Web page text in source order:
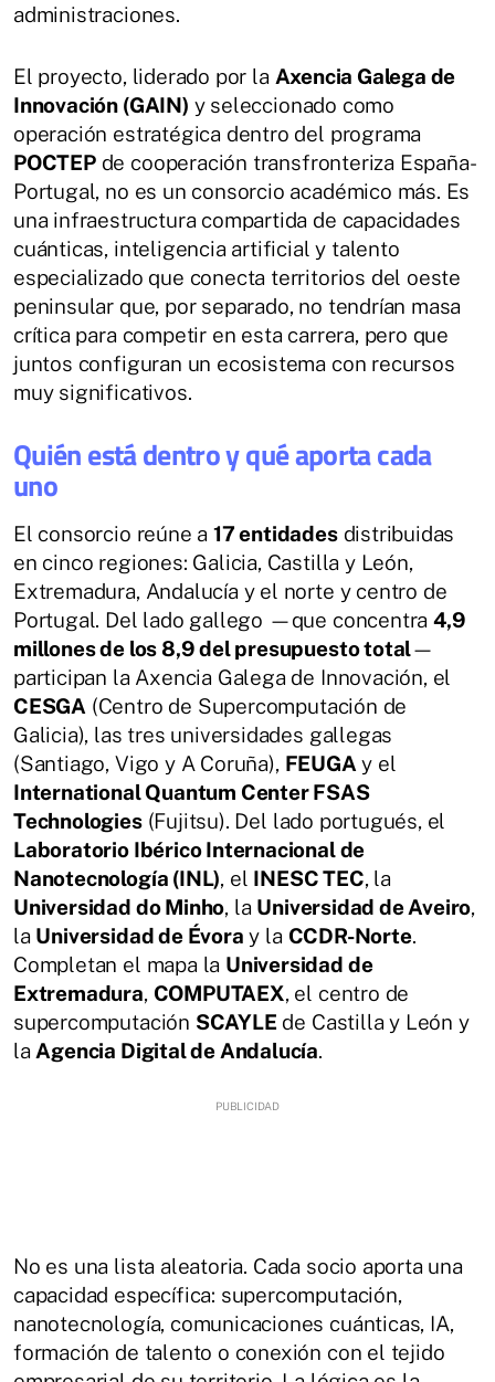
administraciones.
El proyecto, liderado por la Axencia Galega de
Innovación (GAIN) y seleccionado como
operación estratégica dentro del programa
POCTEPde cooperación transfronteriza España-
Portugal, no es un consorcio académico más. Es
una infraestructura compartida de capacidades
cuánticas, inteligencia artificial y talento
especializado que conecta territorios del oeste
peninsular que, por separado, no tendrían masa
crítica para competir en esta carrera, pero que
juntos configuran un ecosistema con recursos
muy significativos.
Quién está dentro y qué aporta cada
uno
El consorcio reúne a17 entidadesdistribuidas
en cinco regiones: Galicia, Castilla y León,
Extremadura, Andalucía y el norte y centro de
Portugal. Del lado gallego —que concentra4,9
millones de los 8,9 del presupuesto total—
participan la Axencia Galega de Innovación, el
CESGA (Centro de Supercomputación de
Galicia), las tres universidades gallegas
(Santiago, Vigo y A Coruña), FEUGA y el
International Quantum Center FSAS
Technologies(Fujitsu). Del lado portugués, el
Laboratorio Ibérico Internacional de
Nanotecnología (INL), el INESC TEC, la
Universidad do Minho, la Universidad de Aveiro,
la Universidad de Évora y la CCDR-Norte.
Completan el mapa la Universidad de
Extremadura, COMPUTAEX, el centro de
supercomputación SCAYLE de Castilla y León y
la Agencia Digital de Andalucía.
No es una lista aleatoria. Cada socio aporta una
capacidad específica: supercomputación,
nanotecnología, comunicaciones cuánticas, IA,
formación de talento o conexión con el tejido